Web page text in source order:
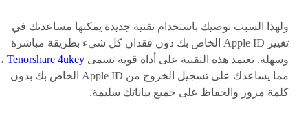
ولهذا السبب نوصيك باستخدام تقنية جديدة يمكنها مساعدتك في
تغيير Apple ID الخاص بك دون فقدان كل شيء بطريقة مباشرة
وسهلة. تعتمد هذه التقنية على أداة قوية تسمى Tenorshare 4ukey ،
مما يساعدك على تسجيل الخروج من Apple ID الخاص بك بدون
كلمة مرور والحفاظ على جميع بياناتك سليمة.